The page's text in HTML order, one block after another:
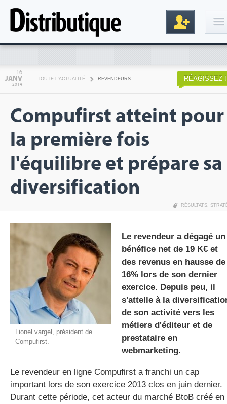
Inscription
gratuite
16
JANV
2014
TOUTE L'ACTUALITÉ REVENDEURS RÉAGISSEZ !
Compufirst atteint pour
la première fois
l'équilibre et prépare sa
diversification
RÉSULTATS,
Lionel vargel, président de
Compufirst.
Le revendeur a dégagé un
bénéfice net de 19 K€ et
des revenus en hausse de
16% lors de son dernier
exercice. Depuis peu, il
s'attelle à la
de son activité vers les
métiers d'éditeur et de
prestataire en
webmarketing.
Le revendeur en ligne Compufirst a franchi un cap
important lors de son exercice 2013 clos en juin dernier.
Durant cette période, cet acteur du marché BtoB créé en